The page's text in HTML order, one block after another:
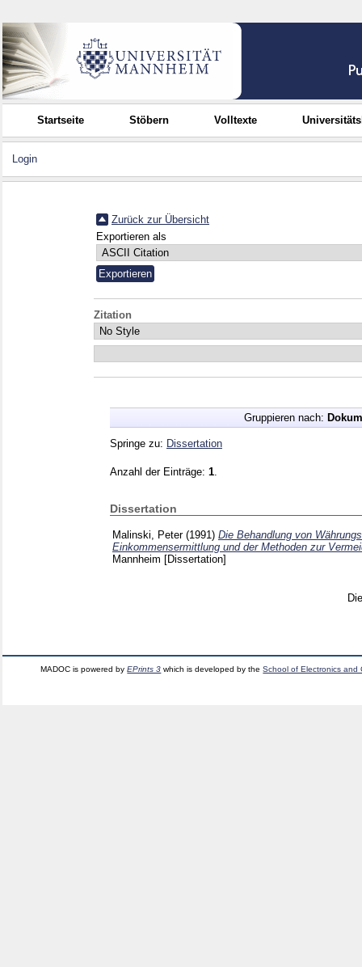
Startseite Stöbern Volltexte
Login
Zurück zur Übersicht
Exportieren als
Zitation
Gruppieren nach:
Springe zu: Dissertation
Anzahl der Einträge: 1
Dissertation
Malinski, Peter (1991) Die Behandlung von
Einkommensermittlung und der Methoden zur
Mannheim [Dissertation]
MADOC is powered byEPrints 3 which is developed by theSchool of Electronics and